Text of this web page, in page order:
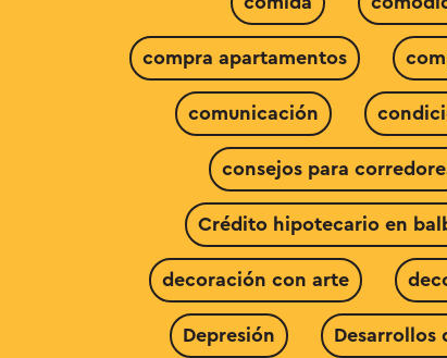
compra apartamentos
comunicación
consejos para
Crédito hipotecario en
decoración con arte
Depresión Desarrollos